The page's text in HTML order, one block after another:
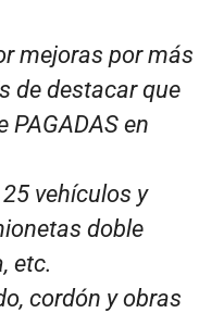
mejoras por más
de destacar que
en
vehículos y
doble
etc.
cordón y obras